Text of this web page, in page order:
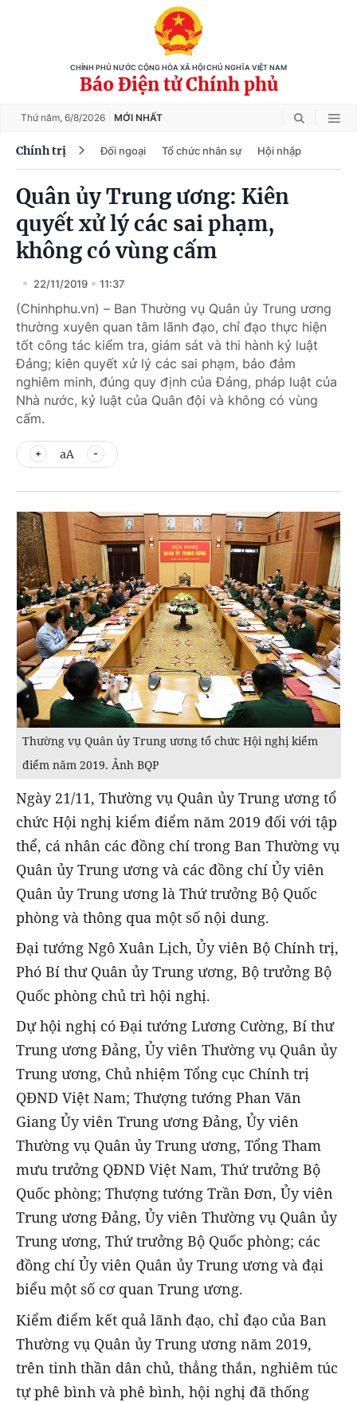
CHÍNH PHỦ NƯỚC CỘNG HÒA XÃ HỘI CHỦ NGHĨA VIỆT NAM
Báo Điện tử Chính phủ
Thứ năm, 6/8/2026 MỚI NHẤT
Chính trị Đối ngoại Tổ chức nhân sự Hội nhập
Quân ủy Trung ương: Kiên
quyết xử lý các sai phạm,
không có vùng cấm
22/11/2019 11:37
(Chinhphu.vn) – Ban Thường vụ Quân ủy Trung ương
thường xuyên quan tâm lãnh đạo, chỉ đạo thực hiện
tốt công tác kiểm tra, giám sát và thi hành kỷ luật
Đảng; kiên quyết xử lý các sai phạm, bảo đảm
nghiêm minh, đúng quy định của Đảng, pháp luật của
Nhà nước, kỷ luật của Quân đội và không có vùng
cấm.
aA
Thường vụ Quân ủy Trung ương tổ chức Hội nghị kiểm
điểm năm 2019. Ảnh BQP
Ngày 21/11, Thường vụ Quân ủy Trung ương tổ
chức Hội nghị kiểm điểm năm 2019 đối với tập
thể, cá nhân các đồng chí trong Ban Thường vụ
Quân ủy Trung ương và các đồng chí Ủy viên
Quân ủy Trung ương là Thứ trưởng Bộ Quốc
phòng và thông qua một số nội dung.
Đại tướng Ngô Xuân Lịch, Ủy viên Bộ Chính trị,
Phó Bí thư Quân ủy Trung ương, Bộ trưởng Bộ
Quốc phòng chủ trì hội nghị.
Dự hội nghị có Đại tướng Lương Cường, Bí thư
Trung ương Đảng, Ủy viên Thường vụ Quân ủy
Trung ương, Chủ nhiệm Tổng cục Chính trị
QĐND Việt Nam; Thượng tướng Phan Văn
Giang Ủy viên Trung ương Đảng, Ủy viên
Thường vụ Quân ủy Trung ương, Tổng Tham
mưu trưởng QĐND Việt Nam, Thứ trưởng Bộ
Quốc phòng; Thượng tướng Trần Đơn, Ủy viên
Trung ương Đảng, Ủy viên Thường vụ Quân ủy
Trung ương, Thứ trưởng Bộ Quốc phòng; các
đồng chí Ủy viên Quân ủy Trung ương và đại
biểu một số cơ quan Trung ương.
Kiểm điểm kết quả lãnh đạo, chỉ đạo của Ban
Thường vụ Quân ủy Trung ương năm 2019,
trên tinh thần dân chủ, thẳng thắn, nghiêm túc
tự phê bình và phê bình, hội nghị đã thống